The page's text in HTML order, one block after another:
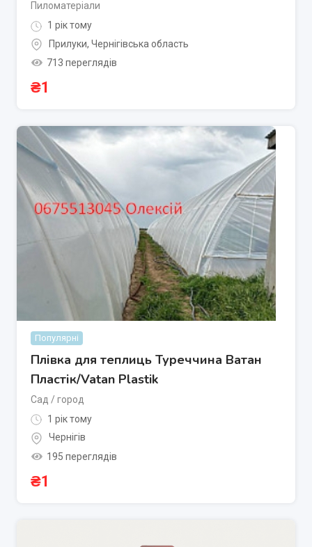
Пиломатеріали
1 рік тому
Прилуки, Чернігівська область
713 переглядів
₴1
Популярні
Плівка для теплиць Туреччина Ватан
Пластік/Vatan Plastik
Сад / город
1 рік тому
Чернігів
195 переглядів
₴1